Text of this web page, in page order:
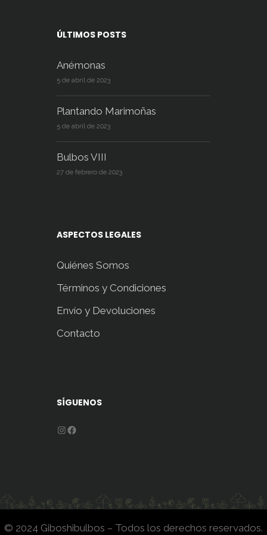
ÚLTIMOS POSTS
Anémonas
5 de abril de 2023
Plantando Marimoñas
5 de abril de 2023
Bulbos VIII
27 de febrero de 2023
ASPECTOS LEGALES
Quiénes Somos
Términos y Condiciones
Envío y Devoluciones
Contacto
SÍGUENOS
Instagram
Facebook
© 2024 Giboshibulbos – Todos los derechos reservados.